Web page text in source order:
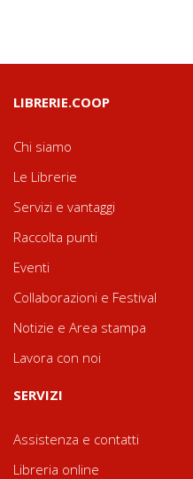
LIBRERIE.COOP
Chi siamo
Le Librerie
Servizi e vantaggi
Raccolta punti
Eventi
Collaborazioni e Festival
Notizie e Area stampa
Lavora con noi
SERVIZI
Assistenza e contatti
Libreria online